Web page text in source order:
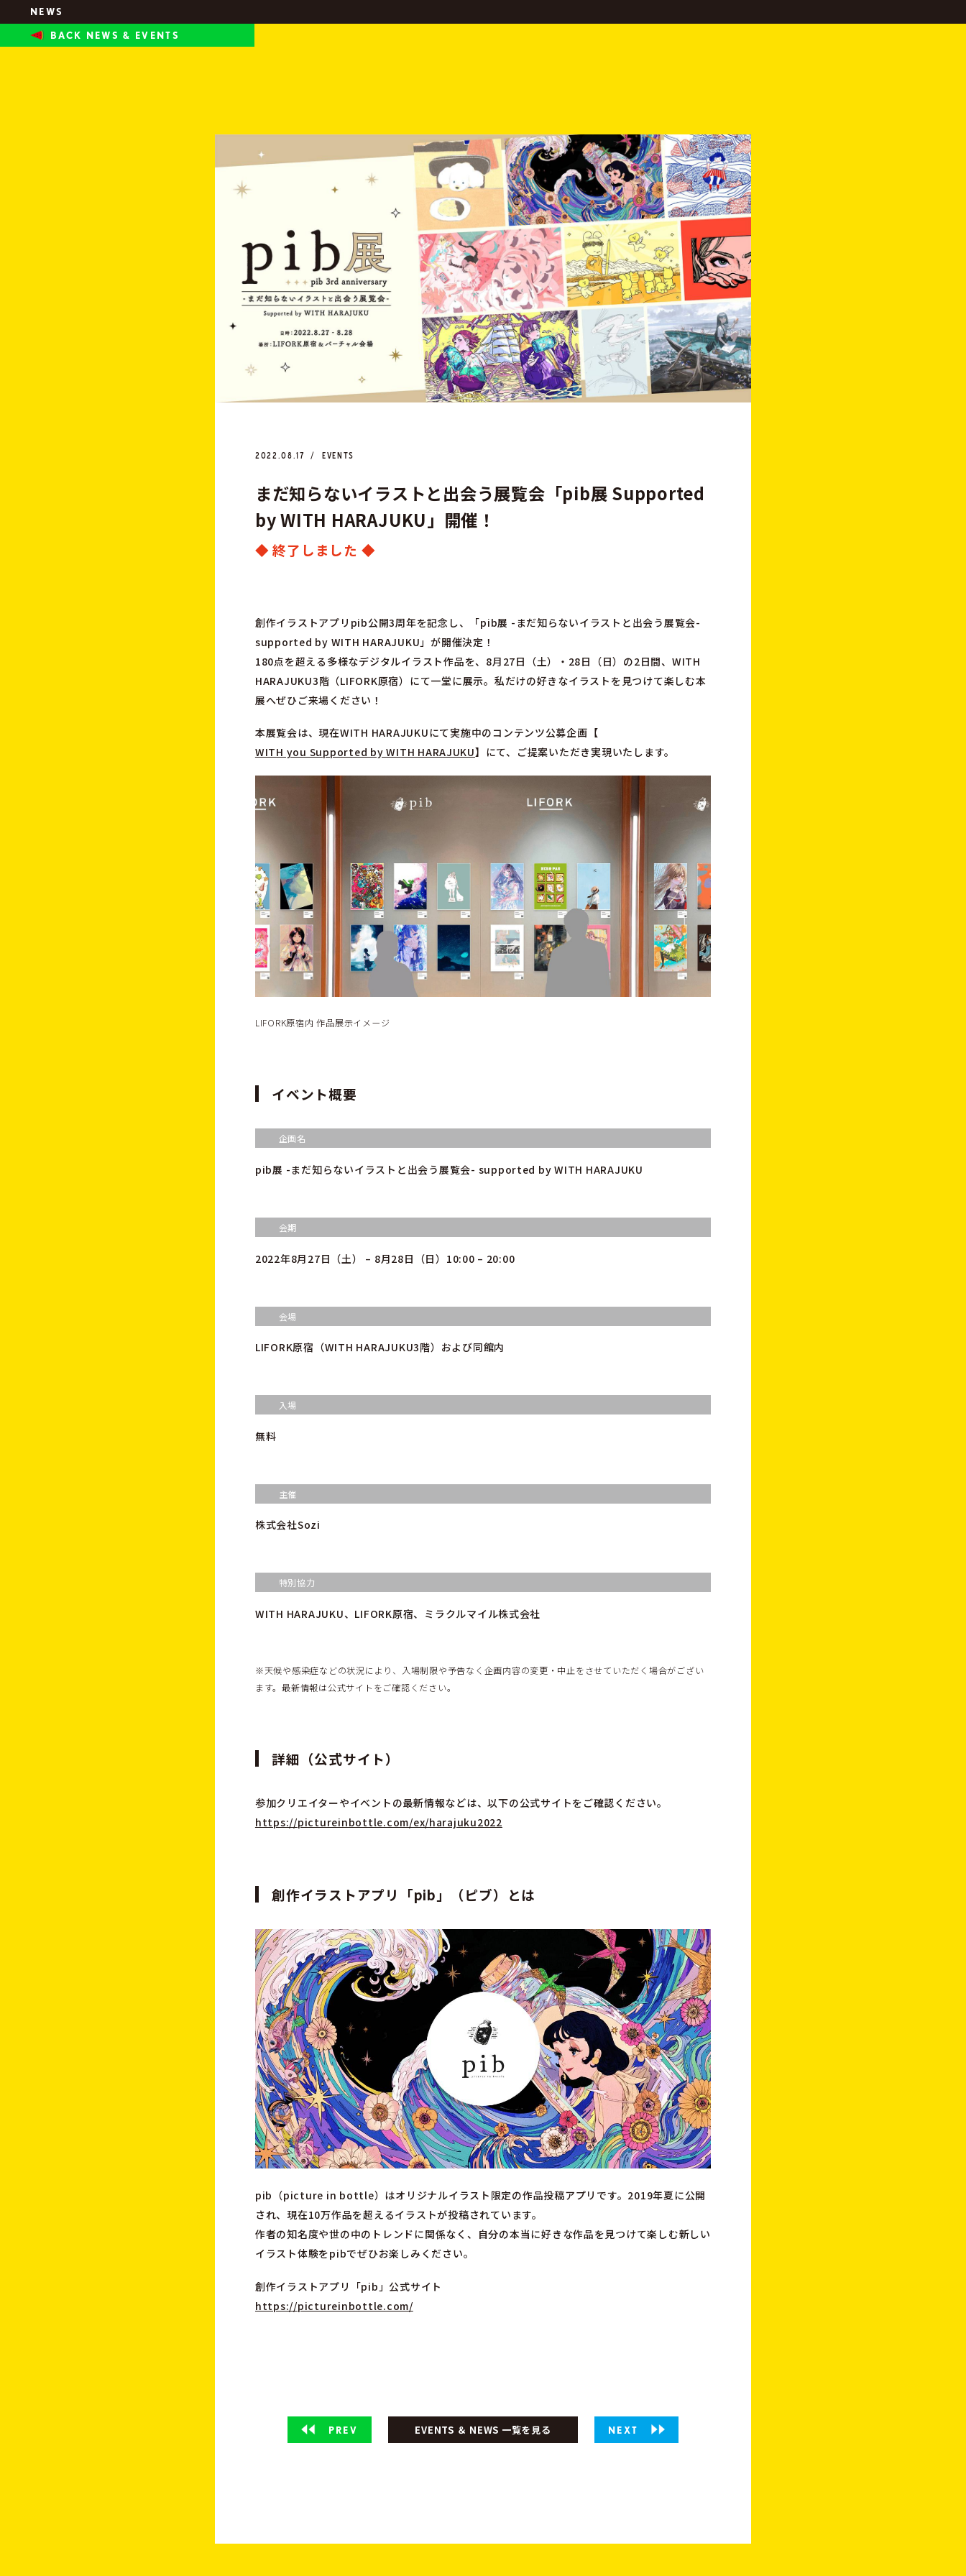
NEWS
BACK NEWS & EV ENTS
2022.08.17 EVENTS
まだ知らないイラス トと出会う展覧会 「pib展 Supported
byWITH HARAJUKU」 開催 ！
◆ 終了しました ◆
創作イラストアプリpib公開3周年を記念し、「pib展 -まだ知らないイラストと出会う展覧会-
supported by WITH HARAJUKU」が開催決定！
180点を超える多様なデジタルイラスト作品を、8月27日（土）・28日（日）の2日間、WITH
HARAJUKU3階（LIFORK原宿）にて一堂に展示。私だけの好きなイラストを見つけて楽しむ本
展へぜひご来場ください！
本展覧会は、現在WITH HARAJUKUにて実施中のコンテンツ公募企画【
WITH you Supported by WITH HARAJUKU】にて、ご提案いただき実現いたします。
LIFORK原宿内 作品展示イメージ
イベント概要
企画名
pib展 -まだ知らないイラストと出会う展覧会- supported by WITH HARAJUKU
会期
2022年8月27日（土） – 8月28日（日）10:00 – 20:00
会場
LIFORK原宿（WITH HARAJUKU3階）および同館内
入場
無料
主催
株式会社Sozi
特別協力
WITH HARAJUKU、LIFORK原宿、ミラクルマイル株式会社
※天候や感染症などの状況により、入場制限や予告なく企画内容の変更・中止をさせていただく場合がござい
ます。最新情報は公式サイトをご確認ください。
詳細（公式サイト）
参加クリエイターやイベントの最新情報などは、以下の公式サイトをご確認ください。
https://pictureinbottle.com/ex/harajuku2022
創作イラストアプリ「pib」（ピブ）とは
pib（picture in bottle）はオリジナルイラスト限定の作品投稿アプリです。2019年夏に公開
され、現在10万作品を超えるイラストが投稿されています。
作者の知名度や世の中のトレンドに関係なく、自分の本当に好きな作品を見つけて楽しむ新しい
イラスト体験をpibでぜひお楽しみください。
創作イラストアプリ「pib」公式サイト
https://pictureinbottle.com/
PREV EVENTS ＆ NEWS 一覧を見る NEXT